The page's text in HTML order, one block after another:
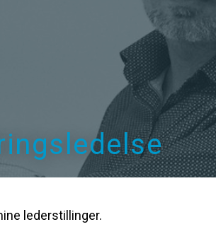
lederstillinger.